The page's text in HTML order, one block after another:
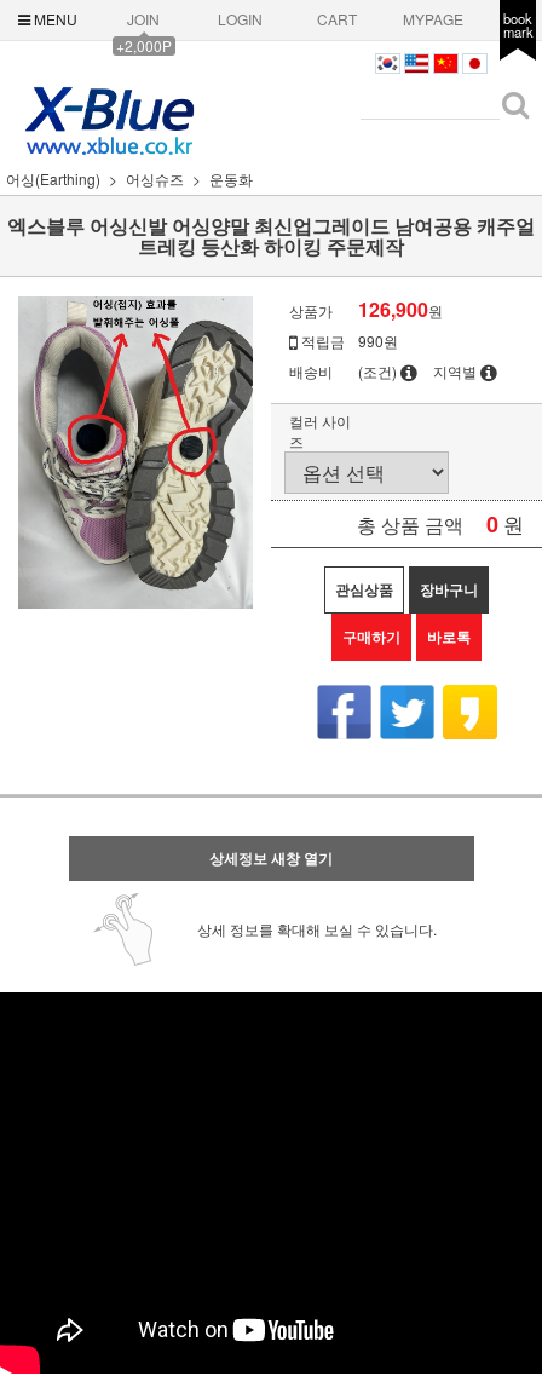
MENU
JOIN
+2,000P
LOGIN CART MYPAGE book
mark
어싱(Earthing) 어싱슈즈 운동화
엑스블루 어싱신발 어싱양말 최신업그레이드 남여공용 캐주얼
트레킹 등산화 하이킹 주문제작
상품가 126,900원
적립금
990원
배송비
(조건) 지역별
컬러 사이
즈
총 상품 금액 0 원
관심상품 장바구니
구매하기 바로톡
상세정보 새창 열기
상세 정보를 확대해 보실 수 있습니다.